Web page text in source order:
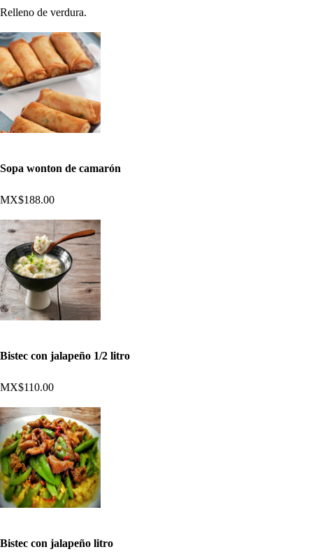
Relleno de verdura.
Sopa wonton de camarón
MX$188.00
Bistec con jalapeño 1/2 litro
MX$110.00
Bistec con jalapeño litro